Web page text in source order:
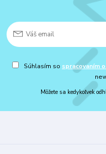
Súhlasím so spracovaním
Môžete sa kedykoľvek